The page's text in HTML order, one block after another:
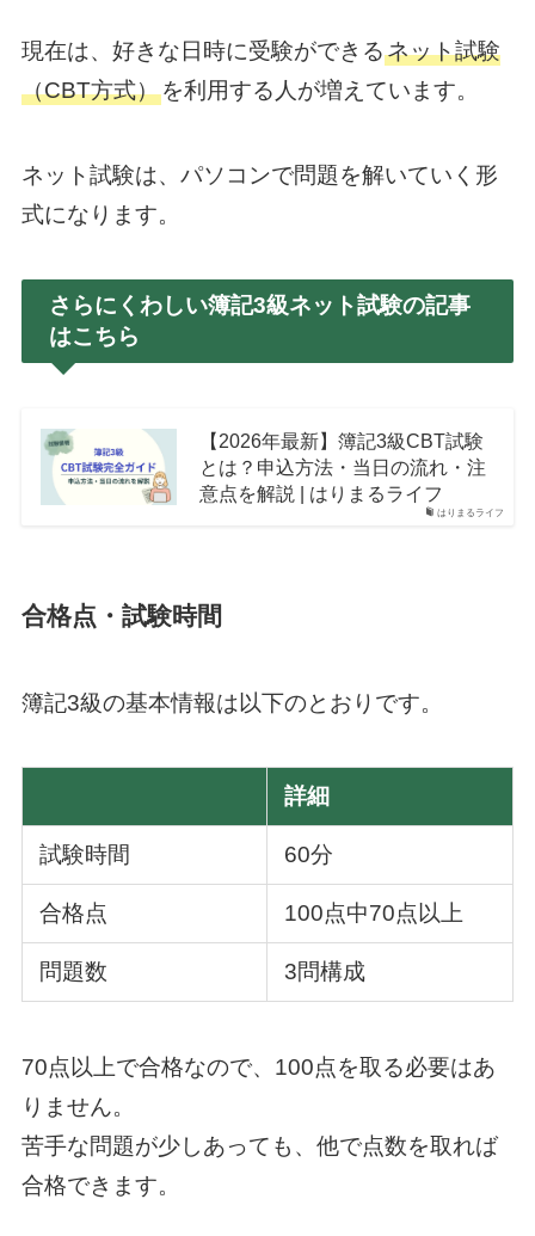
現在は、好きな日時に受験ができるネット試験
（CBT方式）を利用する人が増えています。
ネット試験は、パソコンで問題を解いていく形
式になります。
さらにくわしい簿記3級ネット試験の記事
はこちら
はりまるライフ
【2026年最新】簿記3級CBT試験
とは？申込方法・当日の流れ・注
意点を解説 | はりまるライフ
合格点・試験時間
簿記3級の基本情報は以下のとおりです。
詳細
試験時間 60分
合格点 100点中70点以上
問題数 3問構成
70点以上で合格なので、100点を取る必要はあ
りません。
苦手な問題が少しあっても、他で点数を取れば
合格できます。